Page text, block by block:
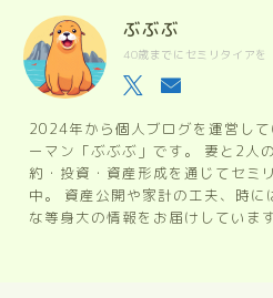
ぶぶぶ
40歳までにセミリタイア
2024年から個人ブログを運営し
ーマン「ぶぶぶ」です。 妻と2人
約・投資・資産形成を通じてセミ
中。 資産公開や家計の工夫、時
な等身大の情報をお届けしています